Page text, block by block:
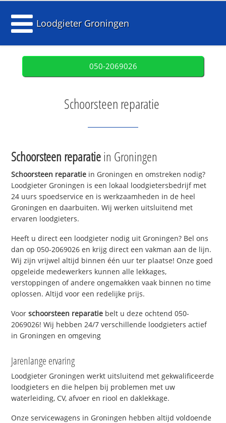
Loodgieter Groningen
050-2069026
Schoorsteen reparatie
Schoorsteen reparatiein Groningen
Schoorsteen reparatie in Groningen en omstreken nodig?
Loodgieter Groningen is een lokaal loodgietersbedrijf met
24 uurs spoedservice en is werkzaamheden in de heel
Groningen en daarbuiten. Wij werken uitsluitend met
ervaren loodgieters.
Heeft u direct een loodgieter nodig uit Groningen? Bel ons
dan op 050-2069026 en krijg direct een vakman aan de lijn.
Wij zijn vrijwel altijd binnen één uur ter plaatse! Onze goed
opgeleide medewerkers kunnen alle lekkages,
verstoppingen of andere ongemakken vaak binnen no time
oplossen. Altijd voor een redelijke prijs.
Voorschoorsteen reparatie belt u deze ochtend 050-
2069026! Wij hebben 24/7 verschillende loodgieters actief
in Groningen en omgeving
Jarenlange ervaring
Loodgieter Groningen werkt uitsluitend met gekwalificeerde
loodgieters en die helpen bij problemen met uw
waterleiding, CV, afvoer en riool en daklekkage.
Onze servicewagens in Groningen hebben altijd voldoende